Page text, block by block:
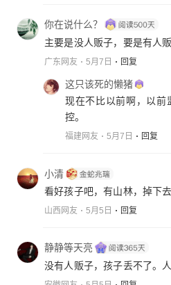
你在说什么？
主要是没人贩子，要是有人
广东网友 5月7日 回复
这只该死的懒猪
现在不比以前啊，以前
控。
福建网友 5月7日 回复
小清
看好孩子吧，有山林，掉下去
山西网友 5月5日 回复
静静等天亮
没有人贩子，孩子丢不了。